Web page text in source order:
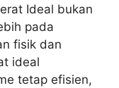
Ideal bukan
pada
fisik dan
ideal
tetap efisien,